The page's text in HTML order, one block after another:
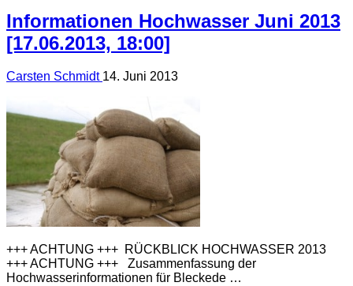
Informationen Hochwasser Juni 2013
[17.06.2013, 18:00]
Carsten Schmidt 14. Juni 2013
+++ ACHTUNG +++ RÜCKBLICK HOCHWASSER 2013
+++ ACHTUNG +++ Zusammenfassung der
Hochwasserinformationen für Bleckede …